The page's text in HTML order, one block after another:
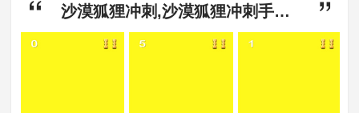
沙漠狐狸冲刺,沙漠狐狸冲刺手游免费版下载,沙漠狐狸冲刺手游最新版下载